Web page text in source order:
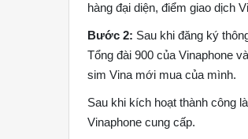
hàng đại diện, điểm giao dịch
Bước 2: Sau khi đăng ký
Tổng đài 900 của Vinaphone
sim Vina mới mua của mình.
Sau khi kích hoạt thành công
Vinaphone cung cấp.